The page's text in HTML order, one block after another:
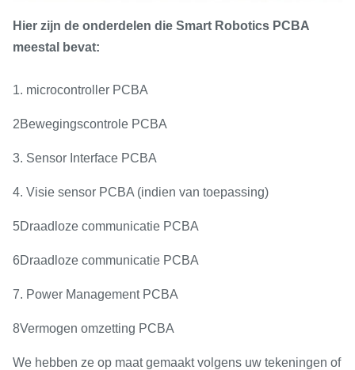
Hier zijn de onderdelen die Smart Robotics PCBA
meestal bevat:
1. microcontroller PCBA
2Bewegingscontrole PCBA
3. Sensor Interface PCBA
4. Visie sensor PCBA (indien van toepassing)
5Draadloze communicatie PCBA
6Draadloze communicatie PCBA
7. Power Management PCBA
8Vermogen omzetting PCBA
We hebben ze op maat gemaakt volgens uw tekeningen of